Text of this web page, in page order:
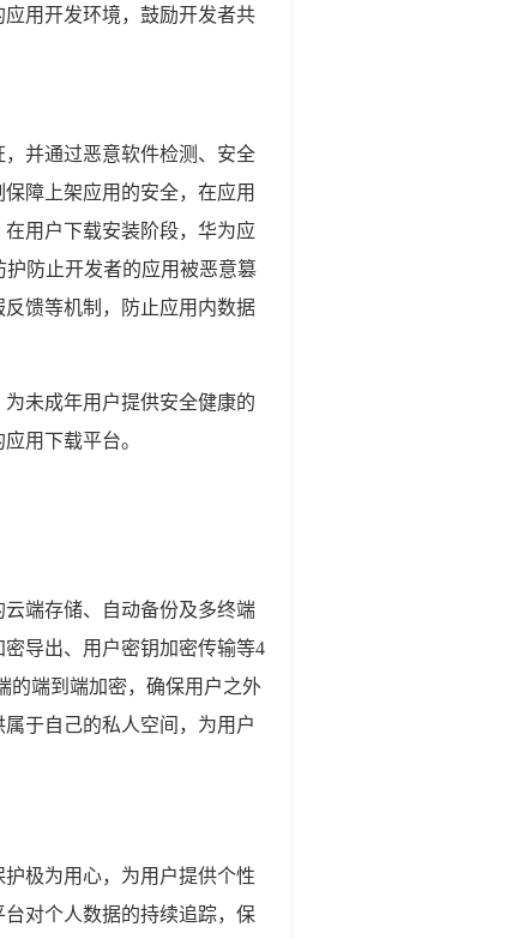
用开发环境，鼓励开发者共
并通过恶意软件检测、安全
障上架应用的安全，在应用
用户下载安装阶段，华为应
防止开发者的应用被恶意篡
馈等机制，防止应用内数据
未成年用户提供安全健康的
用下载平台。
端存储、自动备份及多终端
导出、用户密钥加密传输等4
的端到端加密，确保用户之外
于自己的私人空间，为用户
极为用心，为用户提供个性
对个人数据的持续追踪，保